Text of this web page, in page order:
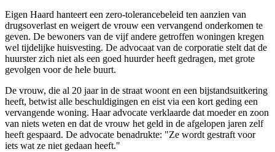
Eigen Haard hanteert een zero-tolerancebeleid ten aanzien van
drugsoverlast en weigert de vrouw een vervangend onderkomen te
geven. De bewoners van de vijf andere getroffen woningen kregen
wel tijdelijke huisvesting. De advocaat van de corporatie stelt dat de
huurster zich niet als een goed huurder heeft gedragen, met grote
gevolgen voor de hele buurt.
De vrouw, die al 20 jaar in de straat woont en een bijstandsuitkering
heeft, betwist alle beschuldigingen en eist via een kort geding een
vervangende woning. Haar advocate verklaarde dat moeder en zoon
van niets weten en dat de vrouw het geld in de afgelopen jaren zelf
heeft gespaard. De advocate benadrukte: "Ze wordt gestraft voor
iets wat ze niet gedaan heeft."